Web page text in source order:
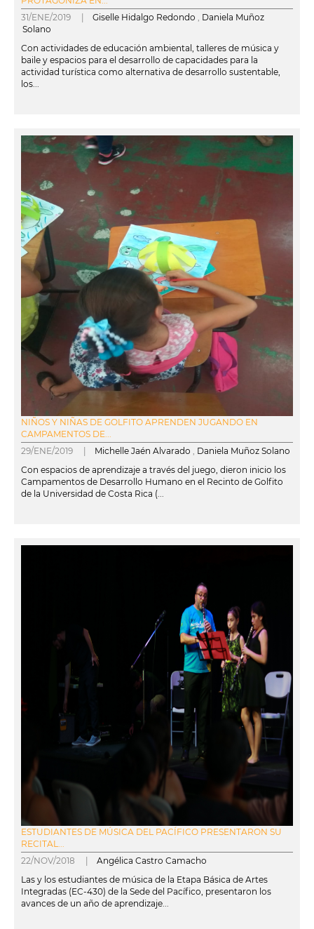
31/ENE/2019 | Giselle Hidalgo Redondo
Daniela Muñoz
Solano
Con actividades de educación ambiental, talleres de música y
baile y espacios para el desarrollo de capacidades para la
actividad turística como alternativa de desarrollo sustentable,
los...
NIÑOS Y NIÑAS DE GOLFITO APRENDEN JUGANDO EN
CAMPAMENTOS DE...
29/ENE/2019 | Michelle Jaén Alvarado
Daniela Muñoz Solano
Con espacios de aprendizaje a través del juego, dieron inicio los
Campamentos de Desarrollo Humano en el Recinto de Golfito
de la Universidad de Costa Rica (...
ESTUDIANTES DE MÚSICA DEL PACÍFICO PRESENTARON SU
RECITAL...
22/NOV/2018 | Angélica Castro Camacho
Las y los estudiantes de música de la Etapa Básica de Artes
Integradas (EC-430) de la Sede del Pacífico, presentaron los
avances de un año de aprendizaje...